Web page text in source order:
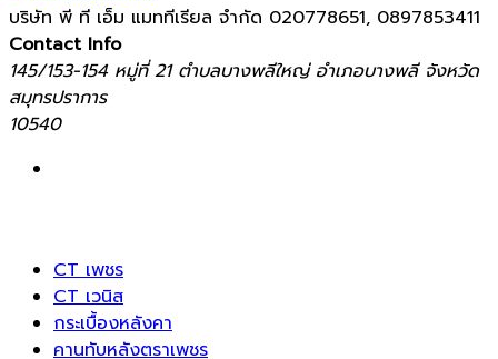
บริษัท พี ที เอ็ม แมททีเรียล จำกัด 020778651, 0897853411
Contact Info
145/153-154 หมู่ที่ 21 ตำบลบางพลีใหญ่ อำเภอบางพลี จังหวัด
สมุทรปราการ
10540
CT เพชร
CT เวนิส
กระเบื้องหลังคา
คานทับหลังตราเพชร